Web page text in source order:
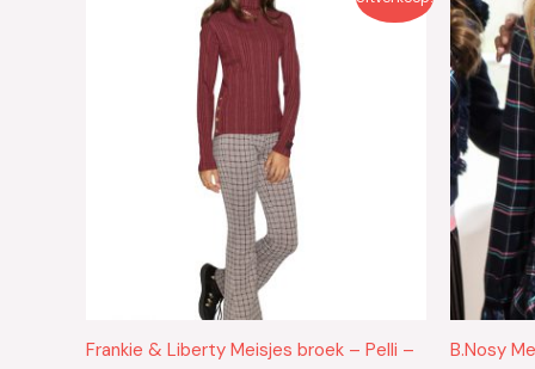
Frankie & Liberty Meisjes broek – Pelli –
€49.95.
prijs
is:
€25.00.
B.Nosy